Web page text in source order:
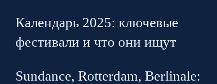
Календарь 2025: ключевые
фестивали и что они ищут
Sundance, Rotterdam, Berlinale: